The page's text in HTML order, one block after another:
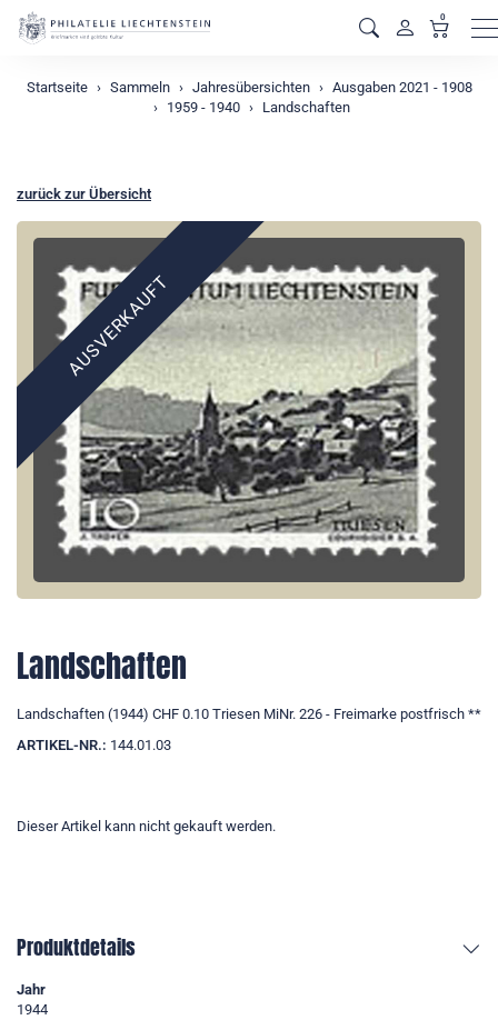
0
Startseite Sammeln Jahresübersichten
Ausgaben 2021 - 1908
1959 - 1940
Landschaften
zurück zur Übersicht
AUSVERKAUFT
Landschaften
Landschaften (1944) CHF 0.10 Triesen MiNr. 226 - Freimarke postfrisch **
ARTIKEL-NR.: 144.01.03
Dieser Artikel kann nicht gekauft werden.
Produktdetails
Jahr
1944